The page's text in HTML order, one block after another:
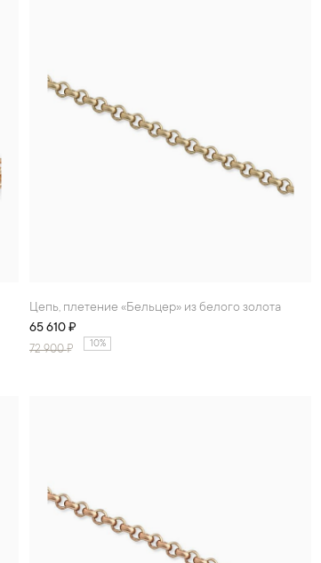
Цепь, плетение «Бельцер» из белого золота
65 610 ₽
72 900₽ 10%